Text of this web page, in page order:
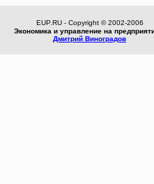
EUP.RU - Copyright © 2002-2006
Экономика и управление на
Дмитрий Виноградов